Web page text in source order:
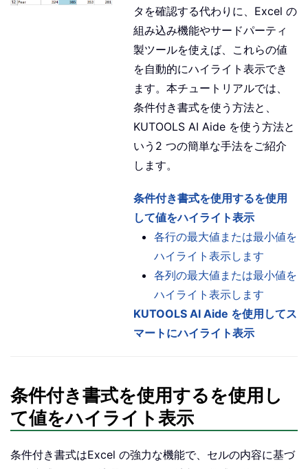
タを確認する代わりに、Excel の
組み込み機能やサードパーティ
製ツールを使えば、これらの値
を自動的にハイライト表示でき
ます。本チュートリアルでは、
条件付き書式を使う方法と、
KUTOOLS AI Aide を使う方法と
いう2 つの簡単な手法をご紹介
します。
条件付き書式を使用するを使用
して値をハイライト表示
各行の最大値または最小値を
ハイライト表示します
各列の最大値または最小値を
ハイライト表示します
KUTOOLS AI Aide を使用してス
マートにハイライト表示
条件付き書式を使用するを使用し
て値をハイライト表示
条件付き書式はExcel の強力な機能で、セルの内容に基づ